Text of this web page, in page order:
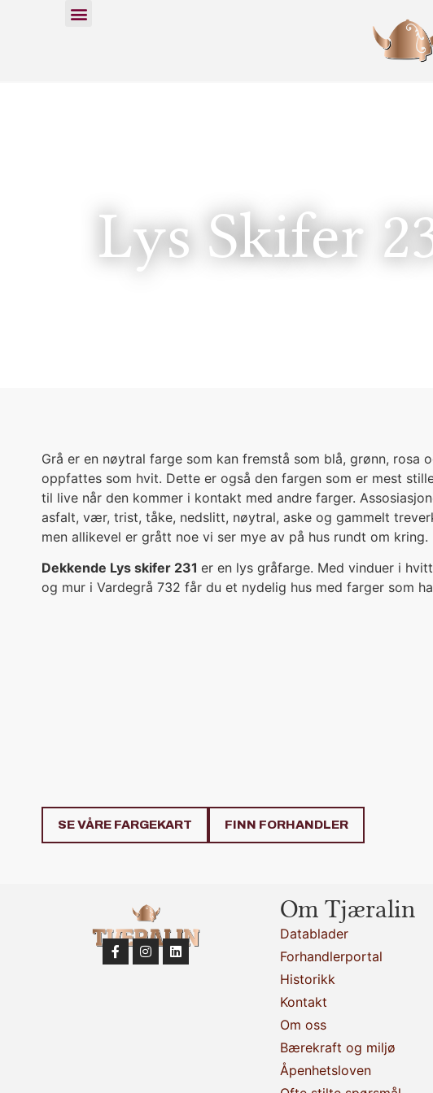
Lys Skifer
Grå er en nøytral farge som kan fremstå som blå, grønn, rosa
oppfattes som hvit. Dette er også den fargen som er mest
til live når den kommer i kontakt med andre farger.
asfalt, vær, trist, tåke, nedslitt, nøytral, aske og gammelt
men allikevel er grått noe vi ser mye av på hus rundt om kring.
Dekkende Lys skifer 231 er en lys gråfarge. Med vinduer i
og mur i Vardegrå 732 får du et nydelig hus med farger som
SE VÅRE FARGEKART FINN FORHANDLER
Om Tjæralin
Datablader
Forhandlerportal
Historikk
Kontakt
Om oss
Bærekraft og miljø
Åpenhetsloven